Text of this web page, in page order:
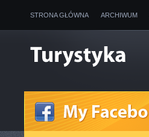
STRONA GŁÓWNA ARCHIWUM